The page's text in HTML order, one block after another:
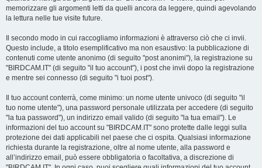
memorizzare gli argomenti letti da quelli ancora da leggere, quindi agevolando
la lettura nelle tue visite future.
Il secondo modo in cui raccogliamo informazioni è attraverso ciò che ci invii.
Questo include, a titolo esemplificativo ma non esaustivo: la pubblicazione di
contenuti come utente anonimo (di seguito "post anonimi"), la registrazione su
"BIRDCAM.IT" (di seguito "il tuo account"), i post che invii dopo la registrazione
e mentre sei connesso (di seguito "i tuoi post").
Il tuo account conterrà, come minimo: un nome utente univoco (di seguito "il
tuo nome utente"), una password personale utilizzata per accedere (di seguito
"la tua password"), un indirizzo email valido (di seguito "la tua email"). Le
informazioni del tuo account su "BIRDCAM.IT" sono protette dalle leggi sulla
protezione dei dati applicabili nel paese che ci ospita. Qualsiasi informazione
richiesta durante la registrazione, oltre al nome utente, alla password e
all’indirizzo email, può essere obbligatoria o facoltativa, a discrezione di